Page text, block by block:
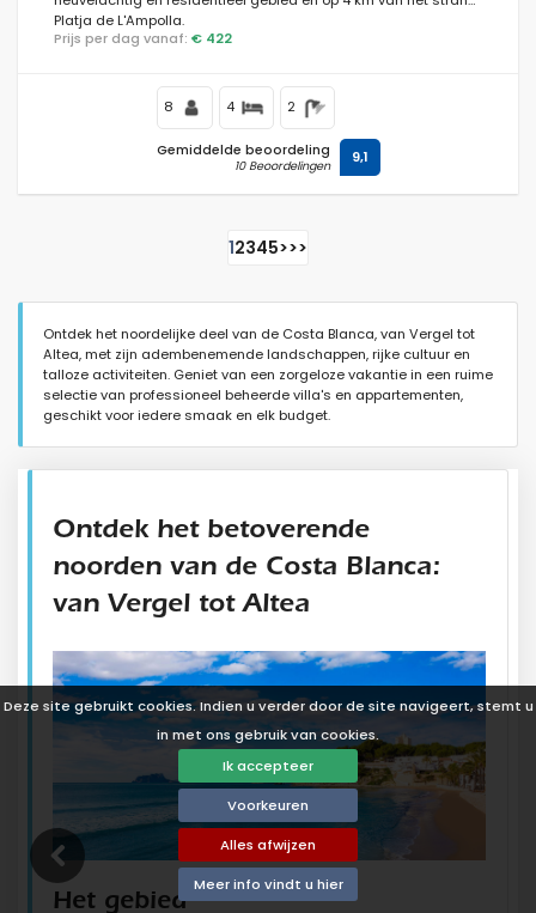
Deze site gebruikt cookies. Indien u verder door de site navigeert, stemt u
in met ons gebruik van cookies.
Ik accepteer
Voorkeuren
Alles afwijzen
Meer info vindt u hier
Platja de L'Ampolla.
Prijs per dag vanaf: € 422
8 4 2
Gemiddelde beoordeling
10 Beoordelingen 9,1
12345>>>
Ontdek het noordelijke deel van de Costa Blanca, van Vergel tot
Altea, met zijn adembenemende landschappen, rijke cultuur en
talloze activiteiten. Geniet van een zorgeloze vakantie in een ruime
selectie van professioneel beheerde villa's en appartementen,
geschikt voor iedere smaak en elk budget.
Ontdek het betoverende
noorden van de Costa Blanca:
van Vergel tot Altea
Het gebied